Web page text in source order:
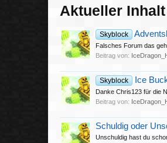
Aktueller
Skyblock
Falsches Forum das
Beitrag von:
Skyblock Ice
Danke Chris123 für die
Beitrag von:
Schuldig oder
Unschuldig hast du